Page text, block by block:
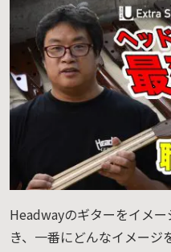
Headwayのギターをイメ
き、一番にどんなイメージ